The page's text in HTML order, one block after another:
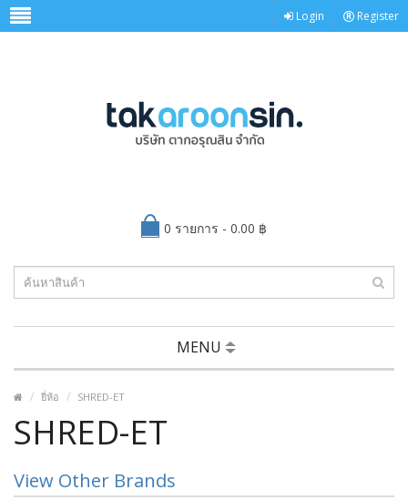
Login Register
0 รายการ - 0.00 ฿
MENU
ยี่ห้อ SHRED-ET
SHRED-ET
View Other Brands